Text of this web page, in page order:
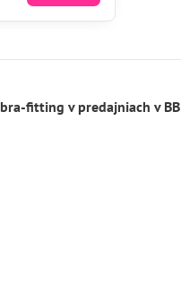
bra-fitting v predajniach v BB